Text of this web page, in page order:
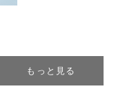
もっと見る